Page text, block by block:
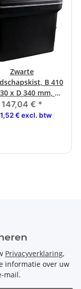
Zwarte
B 410
x D 340 mm, T-
en slot
147,04 € *
€ excl. btw
Privacyverklaring,
informatie over uw
mail.